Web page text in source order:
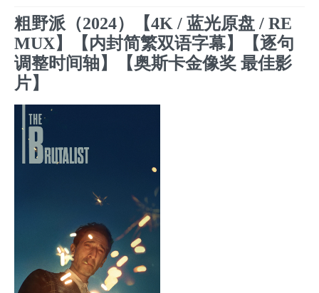
粗野派（2024）【4K / 蓝光原盘 / RE
MUX】【内封简繁双语字幕】【逐句
调整时间轴】【奥斯卡金像奖 最佳影
片】